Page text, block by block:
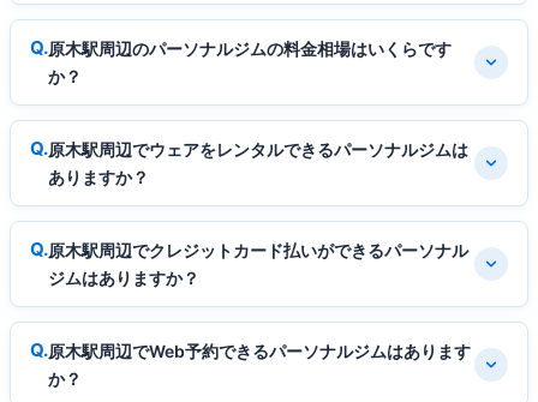
原木駅周辺のパーソナルジムの料金相場はいくらです
か？
原木駅周辺でウェアをレンタルできるパーソナルジムは
ありますか？
原木駅周辺でクレジットカード払いができるパーソナル
ジムはありますか？
原木駅周辺でWeb予約できるパーソナルジムはあります
か？